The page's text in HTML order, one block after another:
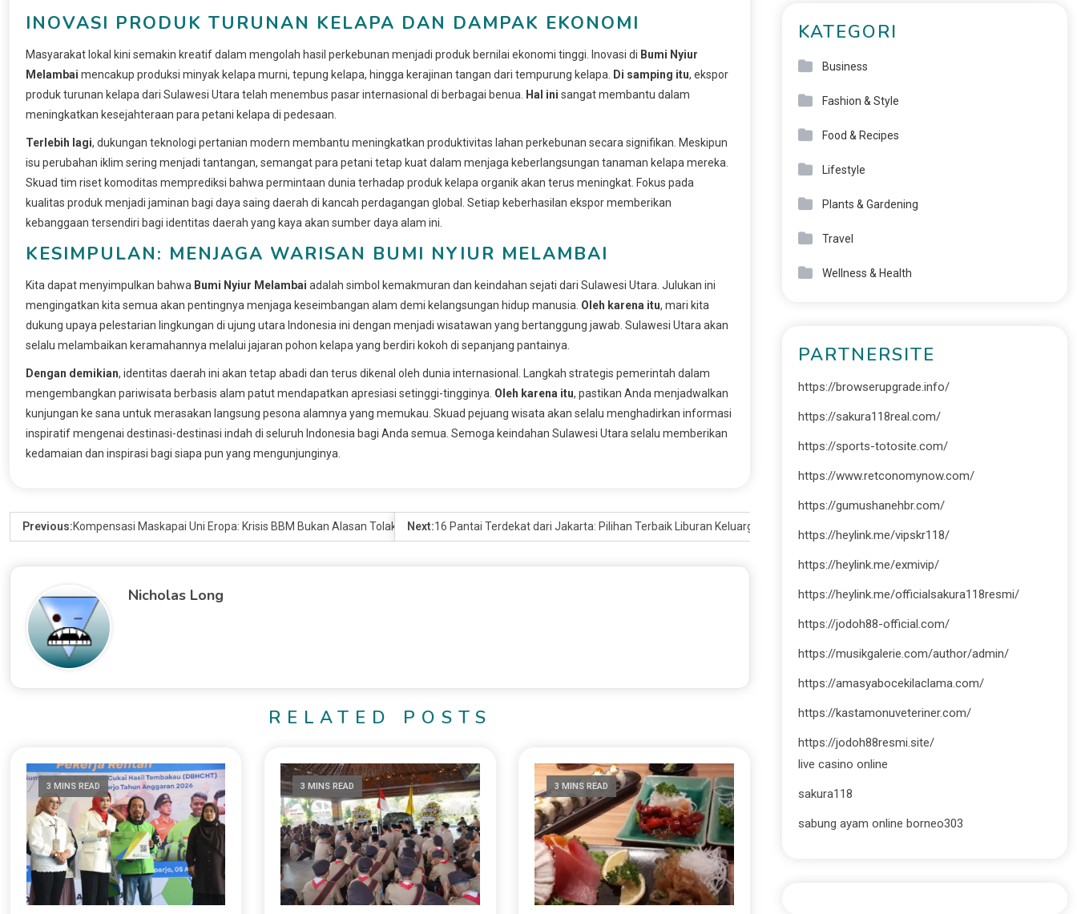
INOVASI PRODUK TURUNAN KELAPA DAN DAMPAK EKONOMI
Masyarakat lokal kini semakin kreatif dalam mengolah hasil perkebunan menjadi produk bernilai ekonomi tinggi. Inovasi di Bumi Nyiur
Melambai mencakup produksi minyak kelapa murni, tepung kelapa, hingga kerajinan tangan dari tempurung kelapa. Di samping itu, ekspor
produk turunan kelapa dari Sulawesi Utara telah menembus pasar internasional di berbagai benua.
Hal ini sangat membantu dalam
meningkatkan kesejahteraan para petani kelapa di pedesaan.
Terlebih lagi, dukungan teknologi pertanian modern membantu meningkatkan produktivitas lahan perkebunan secara signifikan. Meskipun
isu perubahan iklim sering menjadi tantangan, semangat para petani tetap kuat dalam menjaga keberlangsungan tanaman kelapa mereka.
Skuad tim riset komoditas memprediksi bahwa permintaan dunia terhadap produk kelapa organik akan terus meningkat. Fokus pada
kualitas produk menjadi jaminan bagi daya saing daerah di kancah perdagangan global. Setiap keberhasilan ekspor memberikan
kebanggaan tersendiri bagi identitas daerah yang kaya akan sumber daya alam ini.
KESIMPULAN: MENJAGA WARISAN BUMI NYIUR MELAMBAI
Kita dapat menyimpulkan bahwa Bumi Nyiur Melambai adalah simbol kemakmuran dan keindahan sejati dari Sulawesi Utara. Julukan ini
mengingatkan kita semua akan pentingnya menjaga keseimbangan alam demi kelangsungan hidup manusia. Oleh karena itu, mari kita
dukung upaya pelestarian lingkungan di ujung utara Indonesia ini dengan menjadi wisatawan yang bertanggung jawab. Sulawesi Utara akan
selalu melambaikan keramahannya melalui jajaran pohon kelapa yang berdiri kokoh di sepanjang pantainya.
Dengan demikian, identitas daerah ini akan tetap abadi dan terus dikenal oleh dunia internasional. Langkah strategis pemerintah dalam
mengembangkan pariwisata berbasis alam patut mendapatkan apresiasi setinggi-tingginya. Oleh karena itu, pastikan Anda menjadwalkan
kunjungan ke sana untuk merasakan langsung pesona alamnya yang memukau. Skuad pejuang wisata akan selalu menghadirkan informasi
inspiratif mengenai destinasi-destinasi indah di seluruh Indonesia bagi Anda semua. Semoga keindahan Sulawesi Utara selalu memberikan
kedamaian dan inspirasi bagi siapa pun yang mengunjunginya.
Previous:Kompensasi Maskapai Uni Eropa: Krisis BBM Bukan Alasan Tolak Ganti Rugi
Next:16 Pantai Terdekat dari Jakarta: Pilihan Terbaik Liburan Keluarga
Nicholas Long
RELATED POSTS
3 MINS READ 3 MINS READ 3 MINS READ
KATEGORI
Business
Fashion & Style
Food & Recipes
Lifestyle
Plants & Gardening
Travel
Wellness & Health
PARTNERSITE
https://browserupgrade.info/
https://sakura118real.com/
https://sports-totosite.com/
https://www.retconomynow.com/
https://gumushanehbr.com/
https://heylink.me/vipskr118/
https://heylink.me/exmivip/
https://heylink.me/officialsakura118resmi/
https://jodoh88-official.com/
https://musikgalerie.com/author/admin/
https://amasyabocekilaclama.com/
https://kastamonuveteriner.com/
https://jodoh88resmi.site/
live casino online
sakura118
sabung ayam online borneo303